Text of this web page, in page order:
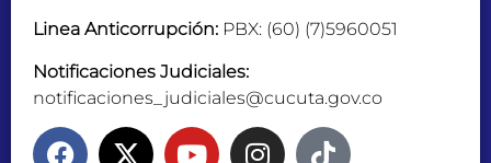
Linea Anticorrupción: PBX: (60) (7)5960051
Notificaciones Judiciales:
notificaciones_judiciales@cucuta.gov.co